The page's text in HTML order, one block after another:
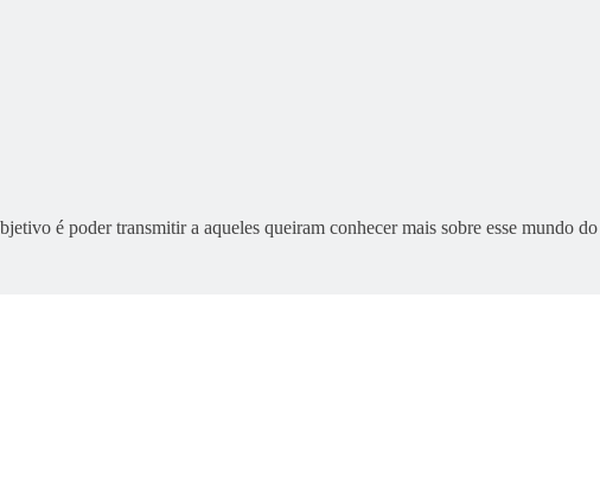
é poder transmitir a aqueles queiram conhecer mais sobre esse mundo do